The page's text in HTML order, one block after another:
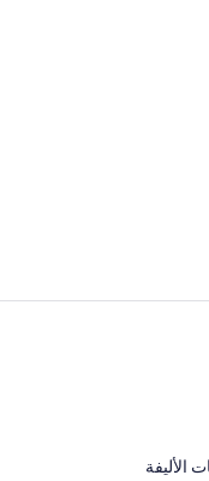
الأليفة